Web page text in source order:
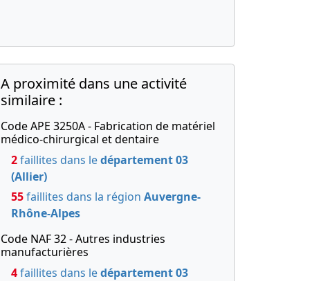
A proximité dans une activité
similaire :
Code APE 3250A - Fabrication de matériel
médico-chirurgical et dentaire
2faillites dans ledépartement 03
(Allier)
55faillites dans la région Auvergne-
Rhône-Alpes
Code NAF 32 - Autres industries
manufacturières
4faillites dans ledépartement 03